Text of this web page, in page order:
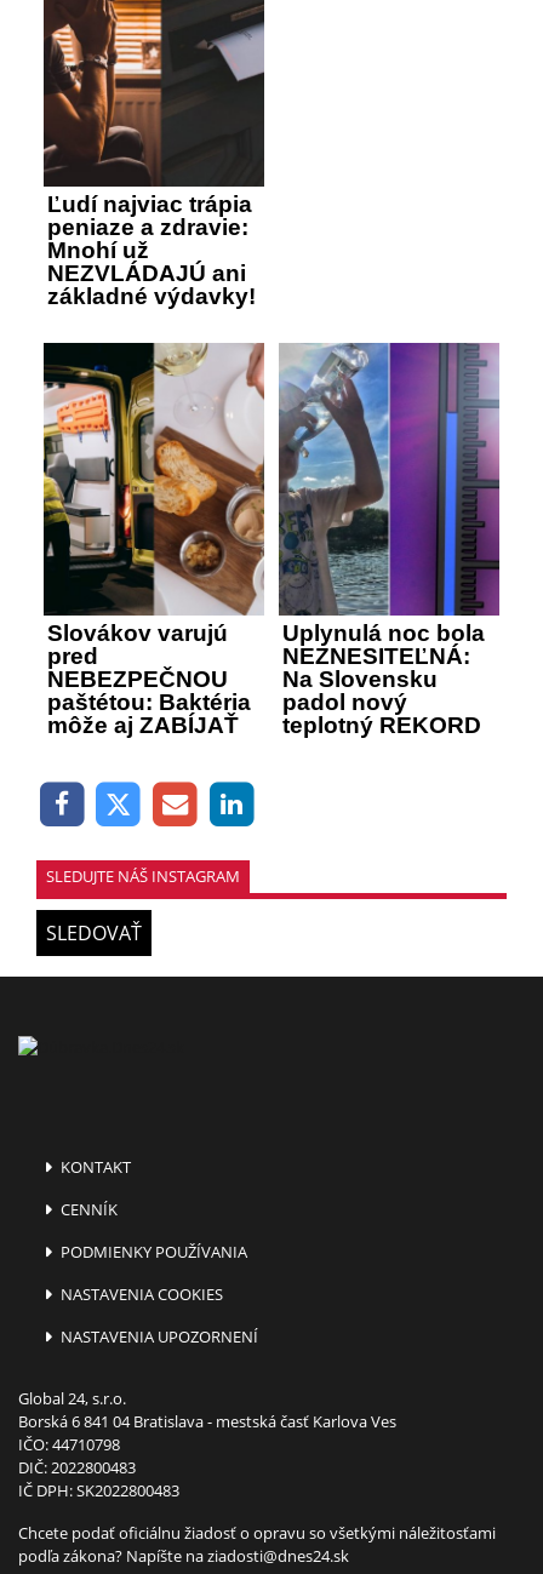
Ľudí najviac trápia
peniaze a zdravie:
Mnohí už
NEZVLÁDAJÚ ani
základné výdavky!
Slovákov varujú
pred
NEBEZPEČNOU
paštétou: Baktéria
môže aj ZABÍJAŤ
Uplynulá noc bola
NEZNESITEĽNÁ:
Na Slovensku
padol nový
teplotný REKORD
SLEDUJTE NÁŠ INSTAGRAM
SLEDOVAŤ
KONTAKT
CENNÍK
PODMIENKY POUŽÍVANIA
NASTAVENIA COOKIES
NASTAVENIA UPOZORNENÍ
Global 24, s.r.o.
Borská 6 841 04 Bratislava - mestská časť Karlova Ves
IČO: 44710798
DIČ: 2022800483
IČ DPH: SK2022800483
Chcete podať oficiálnu žiadosť o opravu so všetkými náležitosťami
podľa zákona? Napíšte naziadosti@dnes24.sk